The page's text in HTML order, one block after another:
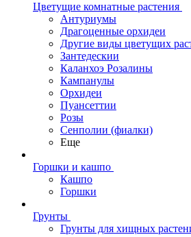
Цветущие комнатные растения
Антуриумы
Драгоценные орхидеи
Другие виды цветущих
Зантедескии
Каланхоэ Розалины
Кампанулы
Орхидеи
Пуансеттии
Розы
Сенполии (фиалки)
Еще
Горшки и кашпо
Кашпо
Горшки
Грунты
Грунты для хищных